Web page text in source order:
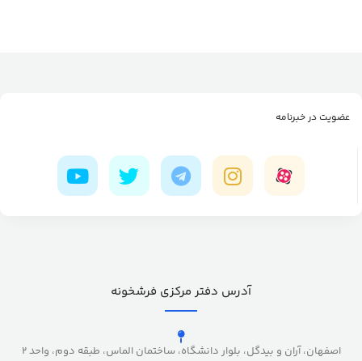
عضویت در خبرنامه
آدرس دفتر مرکزی فرشخونه
اصفهان، آران و بیدگل، بلوار دانشگاه، ساختمان الماس، طبقه دوم، واحد 2